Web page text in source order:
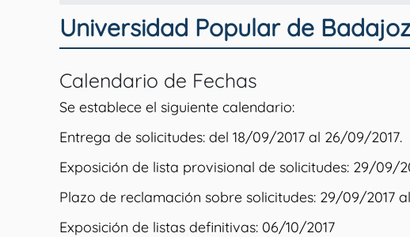
Universidad Popular de
Calendario de Fechas
Se establece el siguiente calendario:
Entrega de solicitudes: del 18/09/2017 al 26/09/2017.
Exposición de lista provisional de solicitudes: 29/09/
Plazo de reclamación sobre solicitudes: 29/09/2017
Exposición de listas definitivas: 06/10/2017